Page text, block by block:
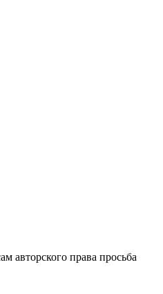
авторского права просьба